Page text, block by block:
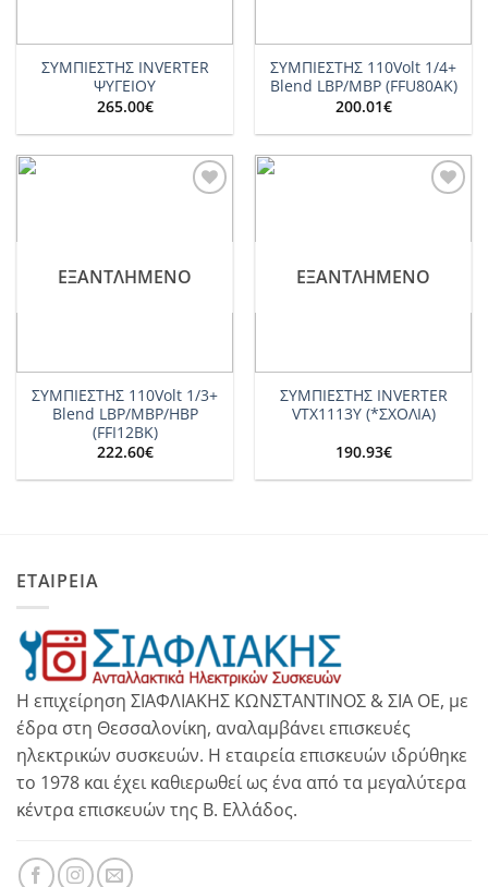
ΣΥΜΠΙΕΣΤΗΣ INVERTER
ΨΥΓΕΙΟΥ
265.00€
ΣΥΜΠΙΕΣΤΗΣ 110Volt 1/4+
Blend LBP/MBP (FFU80AK)
200.01€
ΕΞΑΝΤΛΗΜΈΝΟ
ΣΥΜΠΙΕΣΤΗΣ 110Volt 1/3+
Blend LBP/MBP/HBP
(FFI12BK)
222.60€
ΕΞΑΝΤΛΗΜΈΝΟ
ΣΥΜΠΙΕΣΤΗΣ INVERTER
VTX1113Y (*ΣΧΟΛΙΑ)
190.93€
ΕΤΑΙΡΕΙΑ
Η επιχείρηση ΣΙΑΦΛΙΑΚΗΣ ΚΩΝΣΤΑΝΤΙΝΟΣ & ΣΙΑ ΟΕ, με
έδρα στη Θεσσαλονίκη, αναλαμβάνει επισκευές
ηλεκτρικών συσκευών. Η εταιρεία επισκευών ιδρύθηκε
το 1978 και έχει καθιερωθεί ως ένα από τα μεγαλύτερα
κέντρα επισκευών της Β. Ελλάδος.